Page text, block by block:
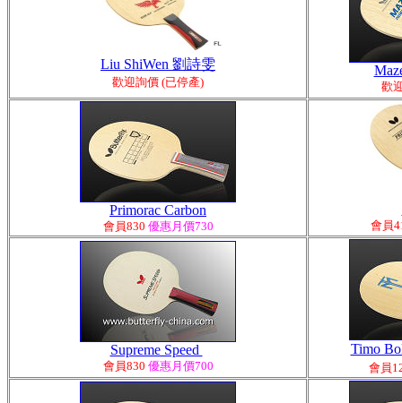
Liu ShiWen 劉詩雯
歡迎詢價 (已停產) 歡
Primorac Carbon
會員830 優惠月價730 會員
Supreme Speed
會員830 優惠月價700
Timo
會員